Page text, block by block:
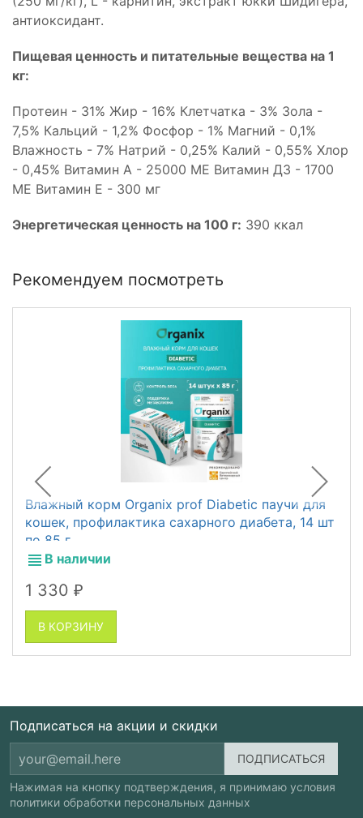
антиоксидант.
Пищевая ценность и питательные вещества на 1
кг:
Протеин - 31% Жир - 16% Клетчатка - 3% Зола -
7,5% Кальций - 1,2% Фосфор - 1% Магний - 0,1%
Влажность - 7% Натрий - 0,25% Калий - 0,55% Хлор
- 0,45% Витамин А - 25000 МЕ Витамин Д3 - 1700
МЕ Витамин Е - 300 мг
Энергетическая ценность на 100 г: 390 ккал
Рекомендуем посмотреть
Влажный корм Organix prof Diabetic паучи для
кошек, профилактика сахарного диабета, 14 шт
по 85 г
В наличии
1 330 ₽
В КОРЗИНУ
Подписаться на акции и скидки
Нажимая на кнопку подтверждения, я принимаю условия
политики обработки персональных данных